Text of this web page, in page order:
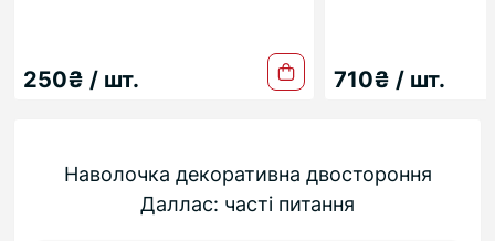
250₴ / шт. 710₴ / шт.
Наволочка декоративна двостороння
Даллас: часті питання